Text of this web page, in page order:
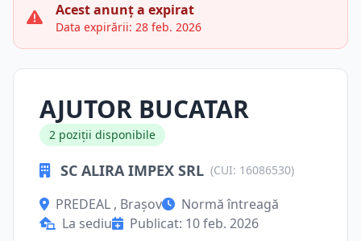
Acest anunț a expirat
Data expirării: 28 feb. 2026
AJUTOR BUCATAR
2 poziții disponibile
SC ALIRA IMPEX SRL (CUI: 16086530)
PREDEAL , Brașov
Normă întreagă
La sediu
Publicat: 10 feb. 2026